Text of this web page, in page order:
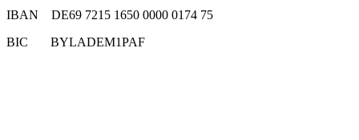
IBAN DE69 7215 1650 0000 0174 75
BIC BYLADEM1PAF